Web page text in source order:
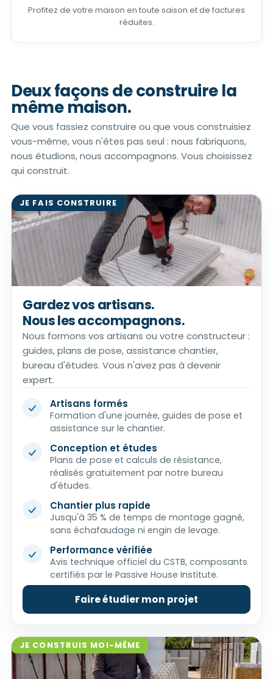
Profitez de votre maison en toute saison et de factures
réduites.
Deux façons de construirela
même maison.
Que vous fassiez construire ou que vous construisiez
vous-même, vous n'êtes pas seul : nous fabriquons,
nous étudions, nous accompagnons. Vous choisissez
qui construit.
JE FAIS CONSTRUIRE
Gardez vos artisans.
Nous les accompagnons.
Nous formons vos artisans ou votre constructeur :
guides, plans de pose, assistance chantier,
bureau d'études. Vous n'avez pas à devenir
expert.
Artisans formés
Formation d'une journée, guides de pose et
assistance sur le chantier.
Conception et études
Plans de pose et calculs de résistance,
réalisés gratuitement par notre bureau
d'études.
Chantier plus rapide
Jusqu'à 35 % de temps de montage gagné,
sans échafaudage ni engin de levage.
Performance vérifiée
Avis technique officiel du CSTB, composants
certifiés par le Passive House Institute.
Faire étudier mon projet
JE CONSTRUIS MOI-MÊME